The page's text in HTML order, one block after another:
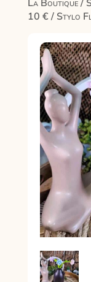
La Boutique/
10 €/ Stylo